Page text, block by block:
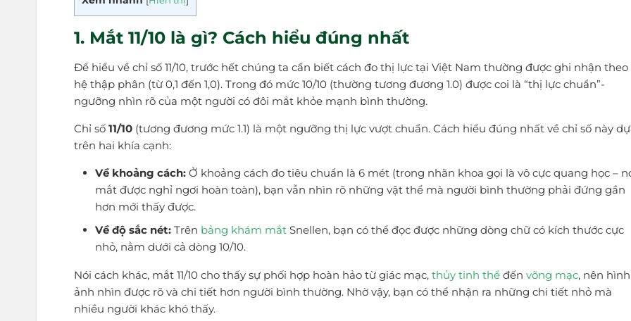
1. Mắt 11/10 là gì? Cách hiểu đúng nhất
Để hiểu về chỉ số 11/10, trước hết chúng ta cần biết cách đo thị lực tại Việt Nam thường được ghi nhận theo
hệ thập phân (từ 0,1 đến 1,0). Trong đó mức 10/10 (thường tương đương 1.0) được coi là “thị lực chuẩn”-
ngưỡng nhìn rõ của một người có đôi mắt khỏe mạnh bình thường.
Chỉ số11/10 (tương đương mức 1.1) là một ngưỡng thị lực vượt chuẩn. Cách hiểu đúng nhất về chỉ số này
trên hai khía cạnh:
Về khoảng cách:Ở khoảng cách đo tiêu chuẩn là 6 mét (trong nhãn khoa gọi là vô cực quang học –
mắt được nghỉ ngơi hoàn toàn), bạn vẫn nhìn rõ những vật thể mà người bình thường phải đứng gần
hơn mới thấy được.
Về độ sắc nét:Trên bảng khám mắtSnellen, bạn có thể đọc được những dòng chữ có kích thước cực
nhỏ, nằm dưới cả dòng 10/10.
Nói cách khác, mắt 11/10 cho thấy sự phối hợp hoàn hảo từ giác mạc,thủy tinh thể đếnvõng mạc, nên hình
ảnh nhìn được rõ và chi tiết hơn người bình thường. Nhờ vậy, bạn có thể nhận ra những chi tiết nhỏ mà
nhiều người khác khó thấy.